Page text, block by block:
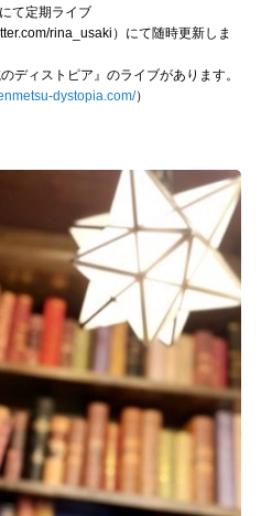
て定期ライブ
rina_usaki）にて随時更新しま
ディストピア』のライブがあります。
dystopia.com/）